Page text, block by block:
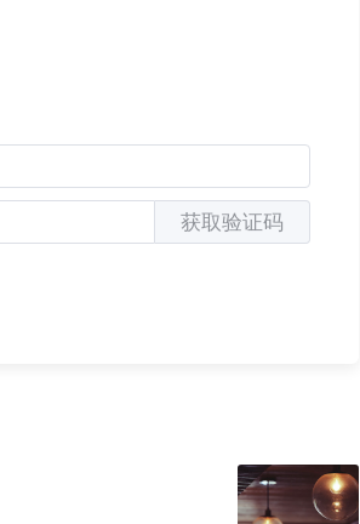
往往是“某宝”开店，我们“互联网营
获取验证码